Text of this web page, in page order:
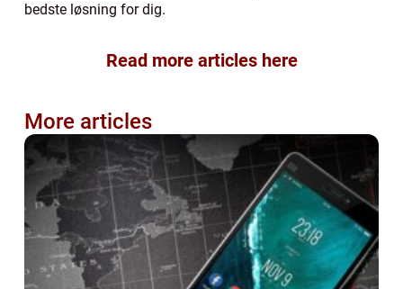
bedste løsning for dig.
Read more articles here
More articles